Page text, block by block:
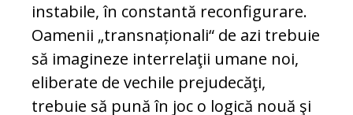
instabile, în constantă re­con­figurare.
Oamenii „transnaționali“ de azi trebuie
să imagineze interrelaţii uma­ne noi,
eliberate de vechile pre­judecăţi,
trebuie să pună în joc o logică nouă şi